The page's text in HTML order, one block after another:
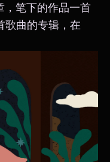
，笔下的作品一首
歌曲的专辑，在